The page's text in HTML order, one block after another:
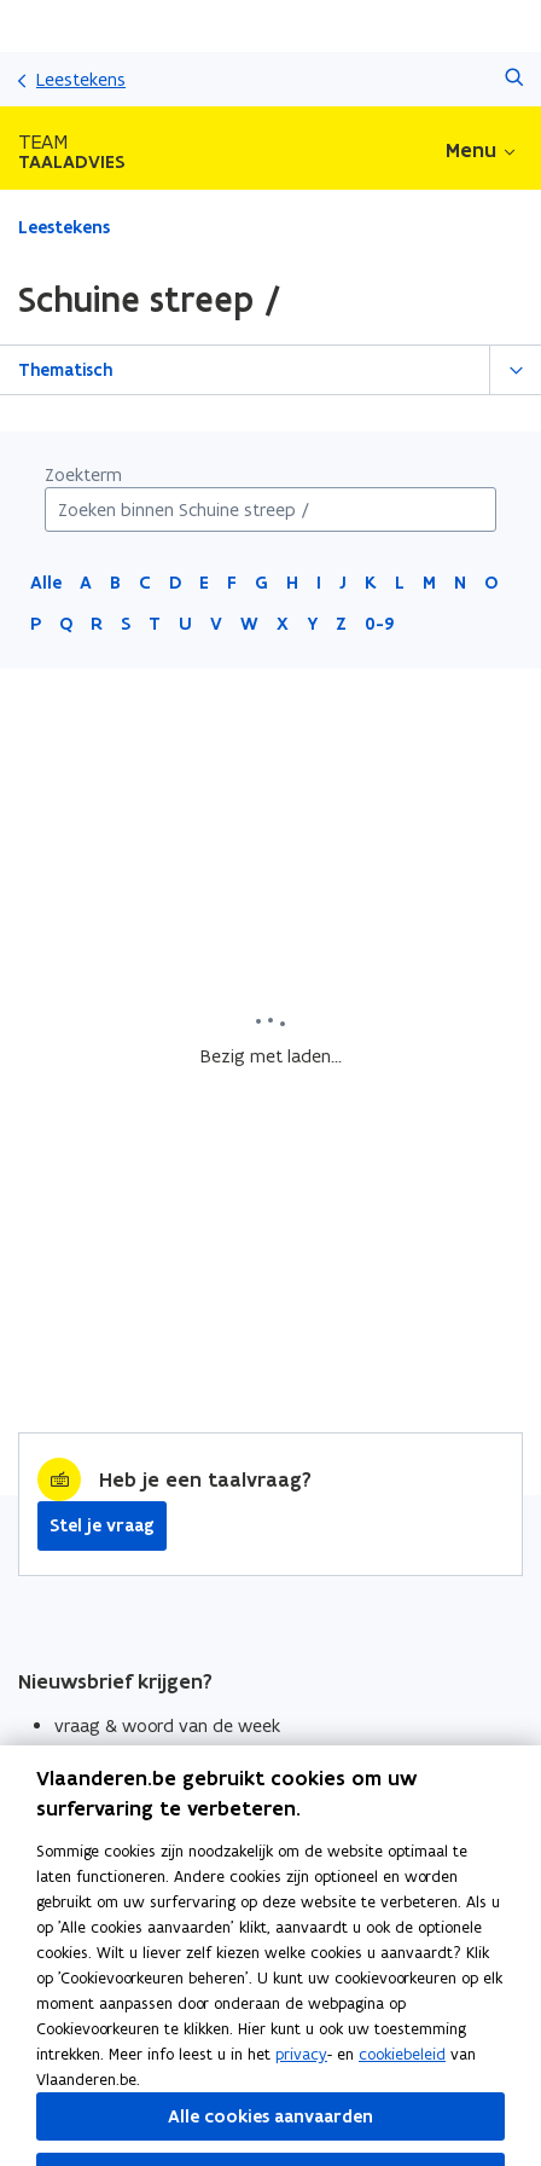
Leestekens
TEAM
TAALADVIES Menu
Gedaan
zich
op:
Schuine
Leestekens
Schuine streep /
Thematisch
Zoekterm
Alle A B C D E F G H I J K L M N
O
P
Q R S T U V W X Y Z 0-9
Bezig met laden...
Heb je een taalvraag?
Stel je vraag
Nieuwsbrief krijgen?
vraag & woord van de week
Schrijf je in
Thema's
Taaladviezen
Spellingregels
Tips voor duidelijke taal
Bekijk ook
Spellingtests
Boek- en webwijzer
Vlaanderen.be gebruikt cookies om uw
surfervaring te verbeteren.
Sommige cookies zijn noodzakelijk om de website optimaal te
laten functioneren. Andere cookies zijn optioneel en worden
gebruikt om uw surfervaring op deze website te verbeteren. Als u
op 'Alle cookies aanvaarden' klikt, aanvaardt u ook de optionele
cookies. Wilt u liever zelf kiezen welke cookies u aanvaardt? Klik
op 'Cookievoorkeuren beheren'. U kunt uw cookievoorkeuren op elk
moment aanpassen door onderaan de webpagina op
Cookievoorkeuren te klikken. Hier kunt u ook uw toestemming
intrekken. Meer info leest u in het privacy- en cookiebeleid van
Vlaanderen.be.
Alle cookies aanvaarden